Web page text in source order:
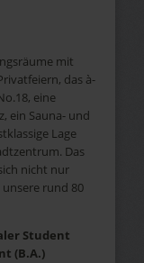
mit
das à-
eine
ein Sauna- und
Lage
Das
nicht nur
rund 80
Student
(B.A.)